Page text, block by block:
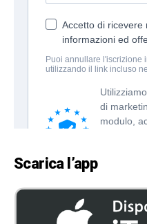
Scarica l’app